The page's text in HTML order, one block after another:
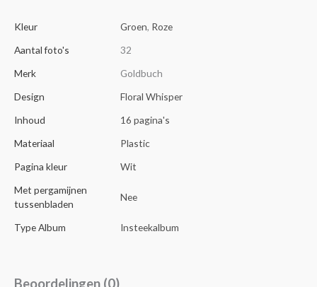
Kleur Groen, Roze
Aantal foto's
32
Merk
Goldbuch
Design
Floral Whisper
Inhoud
16 pagina's
Materiaal
Plastic
Pagina kleur
Wit
Met pergamijnen
tussenbladen
Nee
Type Album Insteekalbum
Beoordelingen (0)